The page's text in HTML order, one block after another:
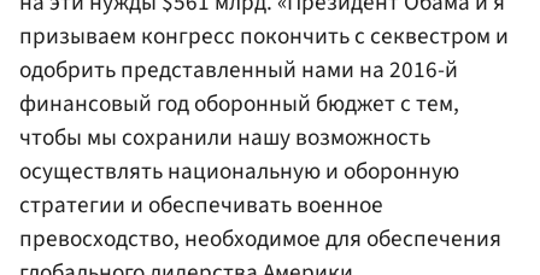
призываем конгресс покончить с секвестром и
одобрить представленный нами на 2016-й
финансовый год оборонный бюджет с тем,
чтобы мы сохранили нашу возможность
осуществлять национальную и оборонную
стратегии и обеспечивать военное
превосходство, необходимое для обеспечения